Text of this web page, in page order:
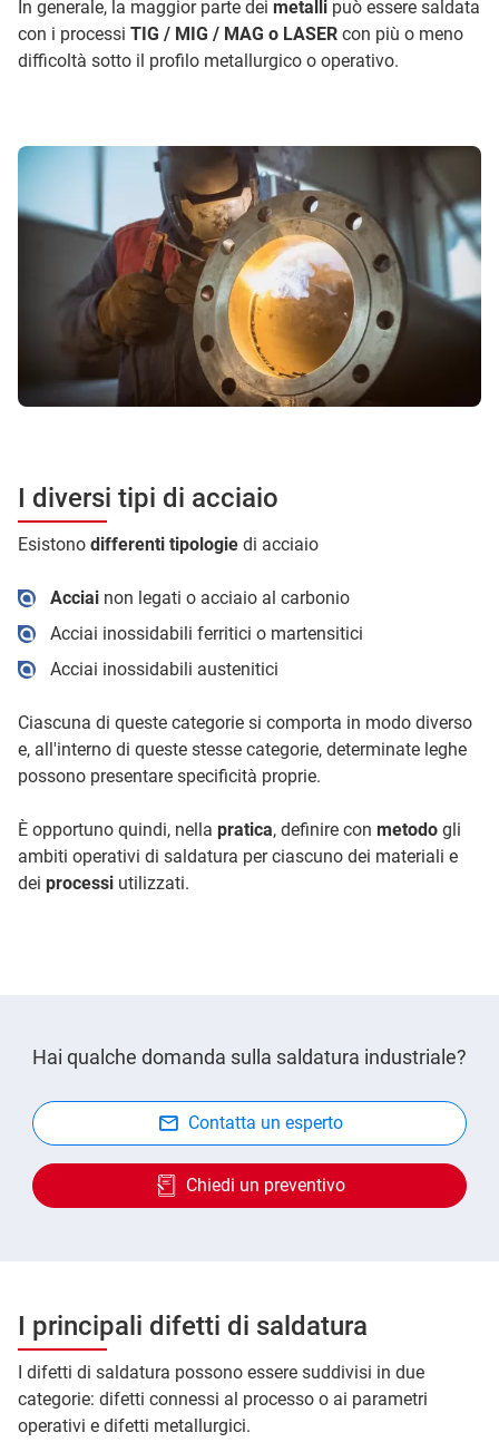
In generale, la maggior parte dei metalli può essere saldata
con i processi TIG / MIG / MAG o LASER con più o meno
difficoltà sotto il profilo metallurgico o operativo.
I diversi tipi di acciaio
Esistono differenti tipologie di acciaio
Acciainon legati o acciaio al carbonio
Acciai inossidabili ferritici o martensitici
Acciai inossidabili austenitici
Ciascuna di queste categorie si comporta in modo diverso
e, all'interno di queste stesse categorie, determinate leghe
possono presentare specificità proprie.
È opportuno quindi, nella pratica, definire con metodo gli
ambiti operativi di saldatura per ciascuno dei materiali e
dei processi utilizzati.
Hai qualche domanda sulla saldatura industriale?
Contatta un esperto
Chiedi un preventivo
I principali difetti di saldatura
I difetti di saldatura possono essere suddivisi in due
categorie: difetti connessi al processo o ai parametri
operativi e difetti metallurgici.